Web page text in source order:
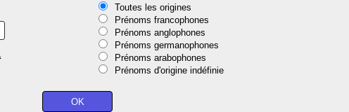
Toutes les origines
Prénoms francophones
Prénoms anglophones
Prénoms germanophones
Prénoms arabophones
Prénoms d'origine indéfinie